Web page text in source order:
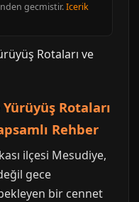
gecmistir.Icerik
Rotaları
Rehber
ilçesi Mesudiye,
gece
bir cennet